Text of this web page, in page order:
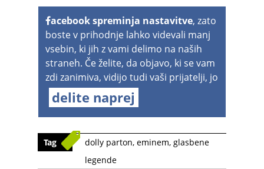
acebook spreminja nastavitve, zato
boste v prihodnje lahko videvali manj
vsebin, ki jih z vami delimo na naših
straneh. Če želite, da objavo, ki se vam
zdi zanimiva, vidijo tudi vaši prijatelji, jo
delite naprej
Tag dolly parton, eminem, glasbene
legende